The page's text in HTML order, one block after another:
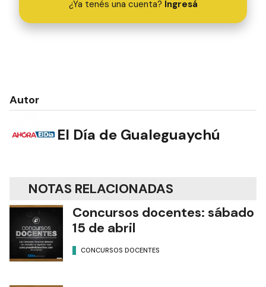
¿Ya tenés una cuenta? Ingresá
Autor
El Día de Gualeguaychú
NOTAS RELACIONADAS
Concursos docentes: sábado
15 de abril
CONCURSOS DOCENTES